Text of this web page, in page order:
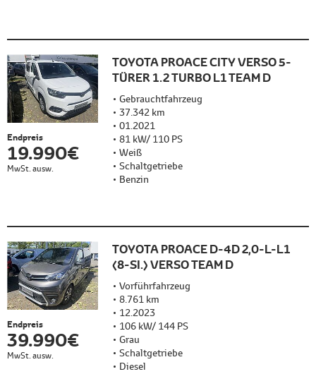
Endpreis
19.990 €
MwSt. ausw.
TOYOTA PROACE CITY VERSO 5-
TÜRER 1.2 TURBO L1 TEAM D
Gebrauchtfahrzeug
37.342 km
01.2021
81 kW/ 110 PS
Weiß
Schaltgetriebe
Benzin
Endpreis
39.990 €
MwSt. ausw.
TOYOTA PROACE D-4D 2,0-L-L1
(8-SI.) VERSO TEAM D
Vorführfahrzeug
8.761 km
12.2023
106 kW/ 144 PS
Grau
Schaltgetriebe
Diesel